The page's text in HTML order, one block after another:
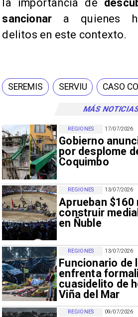
MÁS
17/07/2026
Gobierno
por desplome
Coquimbo
REGIONES
13/07/2026
Aprueban $160
construir
en Ñuble
REGIONES
13/07/2026
Funcionario de
enfrenta
cuasidelito de
Viña del Mar
REGIONES
09/07/2026
REGIONES
la importancia de
sancionar a quienes
delitos en este contexto.
SEREMIS SERVIU CASO